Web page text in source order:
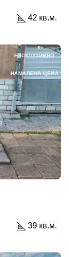
42 кв.м.
39 кв.м.
ЕКСКЛУЗИВНО
НАМАЛЕНА ЦЕНА